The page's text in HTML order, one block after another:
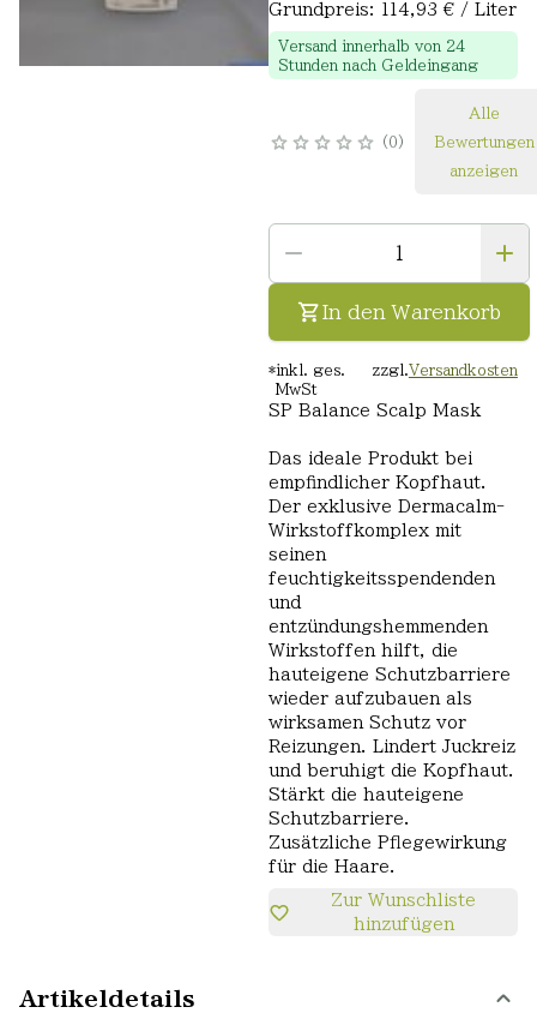
Grundpreis: 114,93 € / Liter
Versand innerhalb von 24
Stunden nach Geldeingang
0
Alle
Bewertungen
anzeigen
In den Warenkorb
*inkl. ges.
MwSt
zzgl. Versandkosten
SP Balance Scalp Mask
Das ideale Produkt bei
empfindlicher Kopfhaut.
Der exklusive Dermacalm-
Wirkstoffkomplex mit
seinen
feuchtigkeitsspendenden
und
entzündungshemmenden
Wirkstoffen hilft, die
hauteigene Schutzbarriere
wieder aufzubauen als
wirksamen Schutz vor
Reizungen. Lindert Juckreiz
und beruhigt die Kopfhaut.
Stärkt die hauteigene
Schutzbarriere.
Zusätzliche Pflegewirkung
für die Haare.
Zur Wunschliste
hinzufügen
Artikeldetails